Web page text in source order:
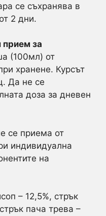
се съхранява в
2 дни.
прием за
(100мл) от
хранене. Курсът
Да не се
доза за дневен
се приема от
индивидуална
на
– 12,5%, стрък
пача трева –